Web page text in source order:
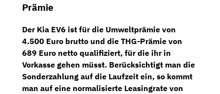
Prämie
Der Kia EV6 ist für die Umweltprämie von
4.500 Euro brutto und die THG-Prämie von
689 Euro netto qualifiziert, für die ihr in
Vorkasse gehen müsst. Berücksichtigt man die
Sonderzahlung auf die Laufzeit ein, so kommt
man auf eine normalisierte Leasingrate von